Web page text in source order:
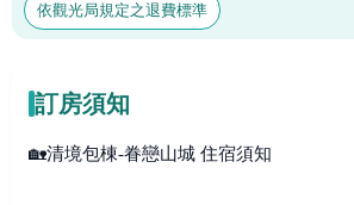
依觀光局規定之退費標準
訂房須知
🏡清境包棟-眷戀山城 住宿須知